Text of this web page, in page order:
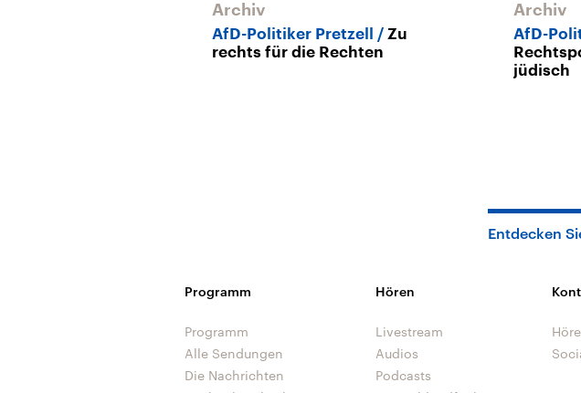
Archiv
AfD-Politiker Pretzell
Zu
rechts für die Rechten
Archiv
AfD-
jüdisch
Entdecken
Programm
Programm
Alle Sendungen
Die Nachrichten
Hören
Livestream
Audios
Podcasts